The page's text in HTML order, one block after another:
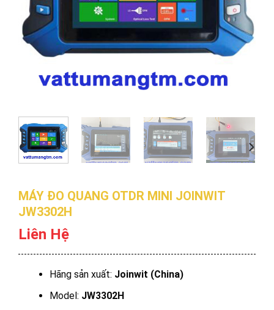
MÁY ĐO QUANG OTDR MINI JOINWIT
JW3302H
Liên Hệ
Hãng sản xuất: Joinwit (China)
Model: JW3302H